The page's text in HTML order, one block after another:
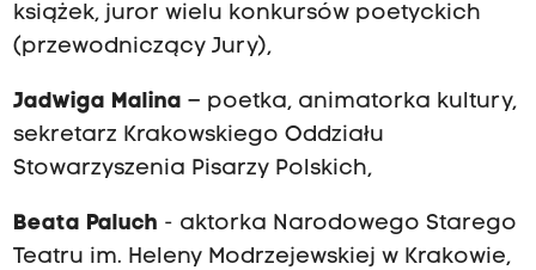
książek, juror wielu konkursów poetyckich
(przewodniczący Jury),
Jadwiga Malina – poetka, animatorka kultury,
sekretarz Krakowskiego Oddziału
Stowarzyszenia Pisarzy Polskich,
Beata Paluch - aktorka Narodowego Starego
Teatru im. Heleny Modrzejewskiej w Krakowie,